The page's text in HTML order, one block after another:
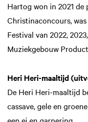
Hartog won in 2021
Christinaconcours,
Festival van 2022,
Muziekgebouw
Heri Heri-maaltijd
De Heri Heri-maaltijd
cassave, gele en